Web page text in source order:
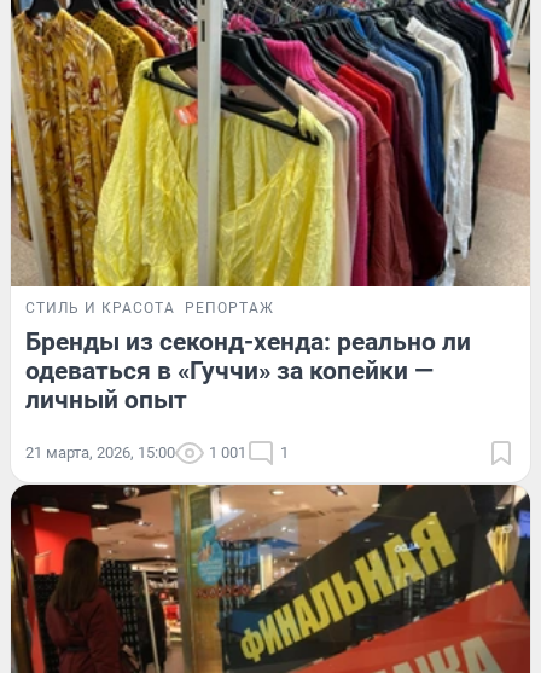
СТИЛЬ И КРАСОТА РЕПОРТАЖ
Бренды из секонд-хенда: реально ли
одеваться в «Гуччи» за копейки —
личный опыт
21 марта, 2026, 15:00 1 001 1